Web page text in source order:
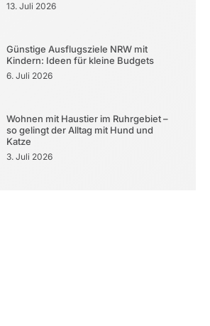
13. Juli 2026
Günstige Ausflugsziele NRW mit
Kindern: Ideen für kleine Budgets
6. Juli 2026
Wohnen mit Haustier im Ruhrgebiet –
so gelingt der Alltag mit Hund und
Katze
3. Juli 2026